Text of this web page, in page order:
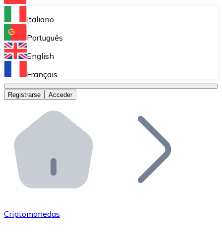
Bitnovo Ramp
Integra nuestra solución en tu plataforma.
Bitnovo Giftcards
Bitnovo OTC
Bitnovo ATM
Integra un ATM Bitnovo en tu negocio y permite que
Bitnovo API
Integra nuestra API en tu ecosistema.
Únete a nuestra red de distribuidores.
Italiano
Português
English
Français
Registrarse Acceder
Criptomonedas